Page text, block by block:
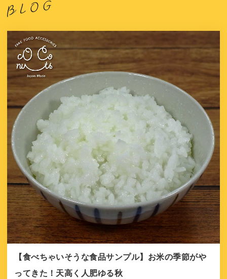
【食べちゃいそうな食品サンプル】お米の季節がや
ってきた！天高く人肥ゆる秋